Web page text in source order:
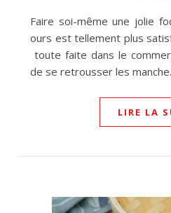
Faire soi-même une jolie focaccia fleurie à l’ail des
ours est tellement plus
toute faite dans le
de se retrousser les
LIRE LA